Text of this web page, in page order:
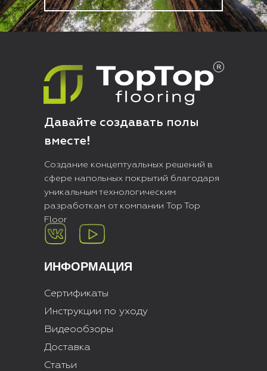
Давайте создавать полы
вместе!
Создание концептуальных решений в
сфере напольных покрытий благодаря
уникальным технологическим
разработкам от компании Top Top
Floor
ИНФОРМАЦИЯ
Сертификаты
Инструкции по уходу
Видеообзоры
Доставка
Статьи